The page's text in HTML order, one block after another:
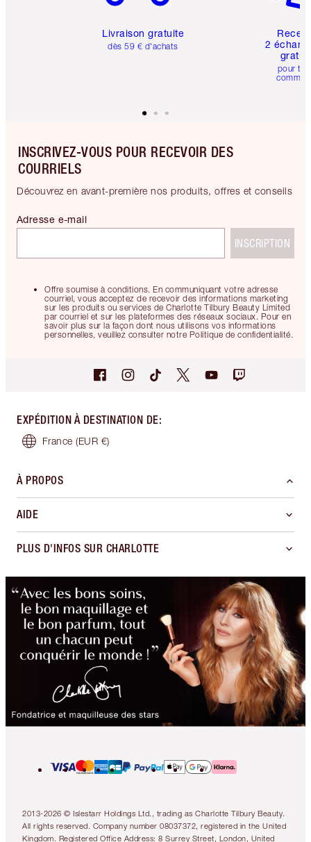
Livraison gratuite
dès 59 € d'achats
2
pour
INSCRIVEZ-VOUS POUR RECEVOIR DES
COURRIELS
Découvrez en avant-première nos produits, offres et conseils
Offre soumise à conditions. En communiquant votre adresse
courriel, vous acceptez de recevoir des informations marketing
sur les produits ou services de Charlotte Tilbury Beauty Limited
par courriel et sur les plateformes des réseaux sociaux. Pour en
savoir plus sur la façon dont nous utilisons vos informations
personnelles, veuillez consulter notre Politique de confidentialité.
Adresse e-mail
INSCRIPTION
EXPÉDITION À DESTINATION DE:
France (EUR €)
À PROPOS
AIDE
PLUS D'INFOS SUR CHARLOTTE
2013-2026 © Islestarr Holdings Ltd., trading as Charlotte Tilbury Beauty.
All rights reserved. Company number 08037372, registered in the United
Kingdom. Registered Office Address: 8 Surrey Street, London, United